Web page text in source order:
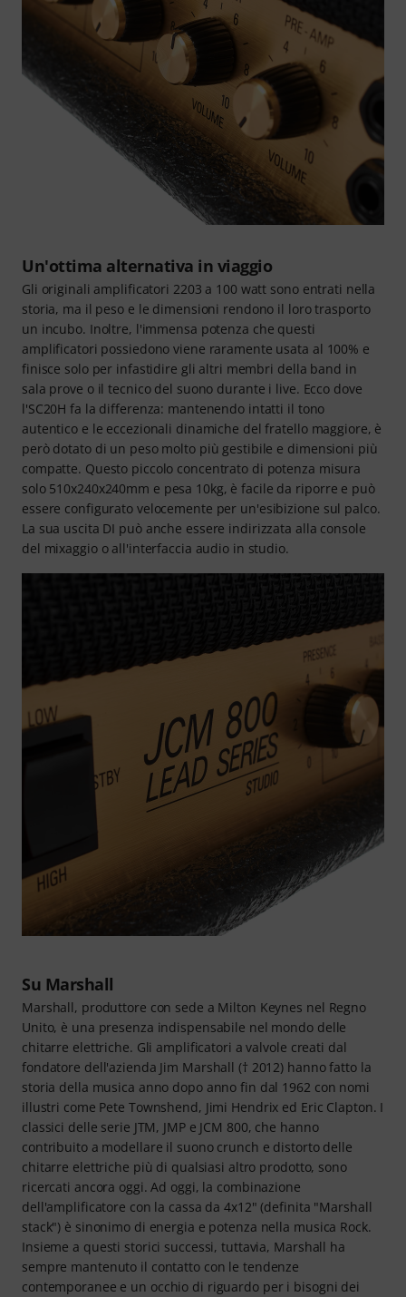
Un'ottima alternativa in viaggio
Gli originali amplificatori 2203 a 100 watt sono entrati nella
storia, ma il peso e le dimensioni rendono il loro trasporto
un incubo. Inoltre, l'immensa potenza che questi
amplificatori possiedono viene raramente usata al 100% e
finisce solo per infastidire gli altri membri della band in
sala prove o il tecnico del suono durante i live. Ecco dove
l'SC20H fa la differenza: mantenendo intatti il tono
autentico e le eccezionali dinamiche del fratello maggiore, è
però dotato di un peso molto più gestibile e dimensioni più
compatte. Questo piccolo concentrato di potenza misura
solo 510x240x240mm e pesa 10kg, è facile da riporre e può
essere configurato velocemente per un'esibizione sul palco.
La sua uscita DI può anche essere indirizzata alla console
del mixaggio o all'interfaccia audio in studio.
Su Marshall
Marshall, produttore con sede a Milton Keynes nel Regno
Unito, è una presenza indispensabile nel mondo delle
chitarre elettriche. Gli amplificatori a valvole creati dal
fondatore dell'azienda Jim Marshall († 2012) hanno fatto la
storia della musica anno dopo anno fin dal 1962 con nomi
illustri come Pete Townshend, Jimi Hendrix ed Eric Clapton. I
classici delle serie JTM, JMP e JCM 800, che hanno
contribuito a modellare il suono crunch e distorto delle
chitarre elettriche più di qualsiasi altro prodotto, sono
ricercati ancora oggi. Ad oggi, la combinazione
dell'amplificatore con la cassa da 4x12" (definita "Marshall
stack") è sinonimo di energia e potenza nella musica Rock.
Insieme a questi storici successi, tuttavia, Marshall ha
sempre mantenuto il contatto con le tendenze
contemporanee e un occhio di riguardo per i bisogni dei